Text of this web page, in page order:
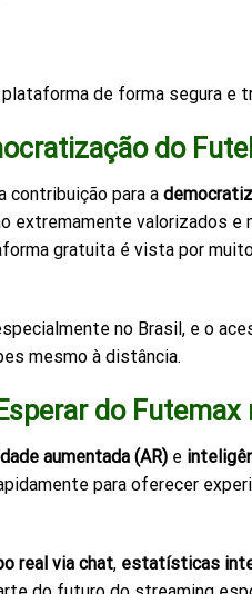
de forma segura e
do
contribuição para a
extremamente valorizados
gratuita é vista por
no Brasil, e o
mesmo à distância.
do
aumentada (AR) e
para oferecer
real via chat, estatísticas